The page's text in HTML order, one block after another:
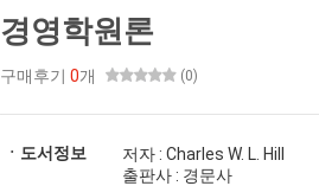
경영학원론
구매후기 0개 (0)
ㆍ도서정보
저자 : Charles W. L. Hill
출판사 : 경문사